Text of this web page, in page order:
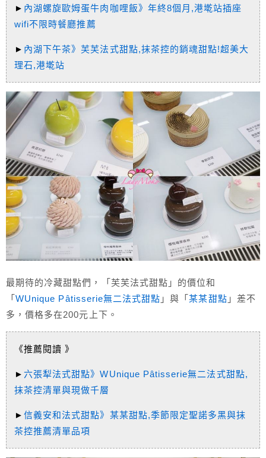
► 內湖螺旋歐姆蛋牛肉咖哩飯》年終8個月,港墘站插座
wifi不限時餐廳推薦
► 內湖下午茶》芙芙法式甜點,抹茶控的銷魂甜點!超美大
理石,港墘站
最期待的冷藏甜點們，「芙芙法式甜點」的價位和
「WUnique Pâtisserie無二法式甜點 」與「某某甜點 」差不
多，價格多在200元上下。
《推薦閱讀 》
►六張犁法式甜點》WUnique Pâtisserie無二法式甜點,
抹茶控清單與現做千層
►信義安和法式甜點》某某甜點,季節限定聖諾多黑與抹
茶控推薦清單品項